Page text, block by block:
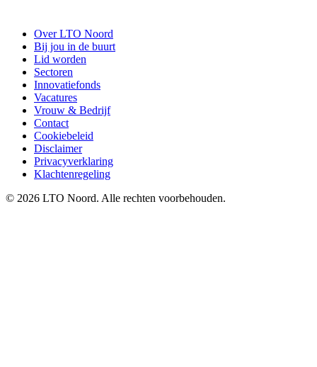
Over LTO Noord
Bij jou in de buurt
Lid worden
Sectoren
Innovatiefonds
Vacatures
Vrouw & Bedrijf
Contact
Cookiebeleid
Disclaimer
Privacyverklaring
Klachtenregeling
© 2026 LTO Noord. Alle rechten voorbehouden.